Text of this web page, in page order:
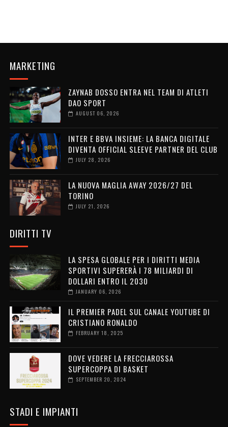
MARKETING
ZAYNAB DOSSO ENTRA NEL TEAM DI ATLETI
DAO SPORT
AUGUST 06, 2026
INTER E BBVA INSIEME: LA BANCA DIGITALE
DIVENTA OFFICIAL SLEEVE PARTNER DEL CLUB
JULY 28, 2026
LA NUOVA MAGLIA AWAY 2026/27 DEL
TORINO
JULY 21, 2026
DIRITTI TV
LA SPESA GLOBALE PER I DIRITTI MEDIA
SPORTIVI SUPERERÀ I 78 MILIARDI DI
DOLLARI ENTRO IL 2030
JANUARY 06, 2026
IL PREMIER PADEL SUL CANALE YOUTUBE DI
CRISTIANO RONALDO
FEBRUARY 18, 2025
DOVE VEDERE LA FRECCIAROSSA
SUPERCOPPA DI BASKET
SEPTEMBER 20, 2024
STADI E IMPIANTI